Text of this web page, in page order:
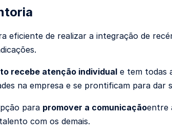
eficiente de realizar a integração de
recebe atenção individual e tem todas
na empresa e se prontificam para dar
para promover a comunicaçãoentre
com os demais.